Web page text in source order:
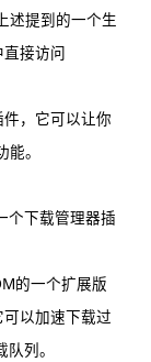
述提到的一个生
接访问
，它可以让你
。
个下载管理器插
的一个扩展版
以加速下载过
列。